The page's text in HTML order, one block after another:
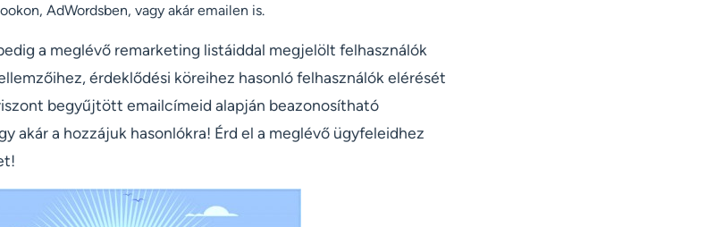
AdWordsben, vagy akár emailen is.
a meglévő remarketing listáiddal megjelölt felhasználók
érdeklődési köreihez hasonló felhasználók elérését
begyűjtött emailcímeid alapján beazonosítható
akár a hozzájuk hasonlókra! Érd el a meglévő ügyfeleidhez